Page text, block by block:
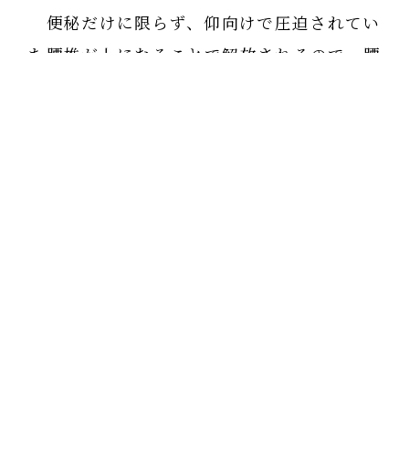
便秘だけに限らず、仰向けで圧迫されてい
た腰椎が上になることで解放されるので、腰